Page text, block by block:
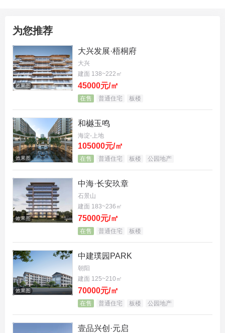
为您推荐
效果图
大兴发展·梧桐府
大兴
建面 138~222㎡
45000元/㎡
在售 普通住宅 板楼
效果图
和樾玉鸣
海淀-上地
105000元/㎡
在售 普通住宅 板楼 公园地产
效果图
中海·长安玖章
石景山
建面 183~236㎡
75000元/㎡
在售 普通住宅 板楼
效果图
中建璞园PARK
朝阳
建面 125~210㎡
70000元/㎡
在售 普通住宅 板楼 公园地产
壹品兴创·元启